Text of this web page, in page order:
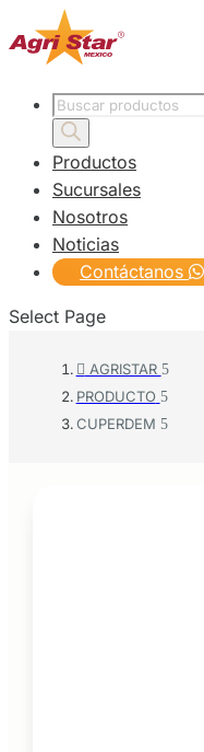
Products
search
Productos
Sucursales
Nosotros
Noticias
Contáctanos
Select Page
 AGRISTAR
PRODUCTO
CUPERDEM